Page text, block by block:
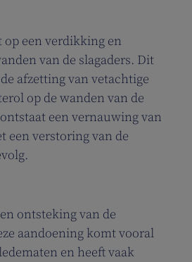
een verdikking en
van de slagaders. Dit
afzetting van vetachtige
op de wanden van de
een vernauwing van
een verstoring van de
ontsteking van de
aandoening komt vooral
en heeft vaak